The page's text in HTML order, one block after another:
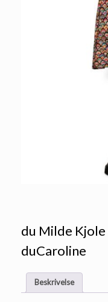
du Milde Kjole
duCaroline
Beskrivelse